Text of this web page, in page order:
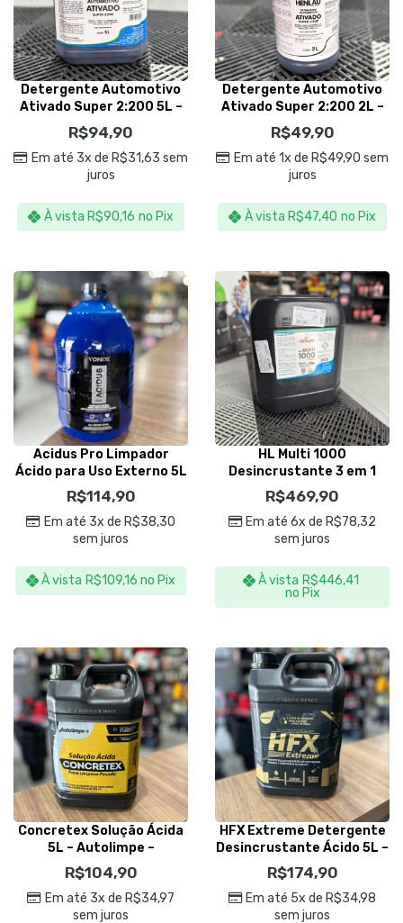
Detergente Automotivo
Ativado Super 2:200 5L –
Henlau
R$94,90
Em até 3x de R$31,63 sem
juros
À vista R$90,16 no Pix
Detergente Automotivo
Ativado Super 2:200 2L –
Henlau
R$49,90
Em até 1x de R$49,90 sem
juros
À vista R$47,40 no Pix
Acidus Pro Limpador
Ácido para Uso Externo 5L
– Vonixx
R$114,90
Em até 3x de R$38,30
sem juros
À vista R$109,16 no Pix
HL Multi 1000
Desincrustante 3 em 1
20L – Henlau
R$469,90
Em até 6x de R$78,32
sem juros
À vista R$446,41
no Pix
Concretex Solução Ácida
5L – Autolimpe –
Autolimpe
R$104,90
Em até 3x de R$34,97
sem juros
HFX Extreme Detergente
Desincrustante Ácido 5L –
Autolimpe
R$174,90
Em até 5x de R$34,98
sem juros